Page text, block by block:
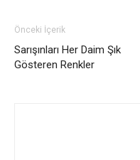
Önceki İçerik
Sarışınları Her Daim Şık
Gösteren Renkler